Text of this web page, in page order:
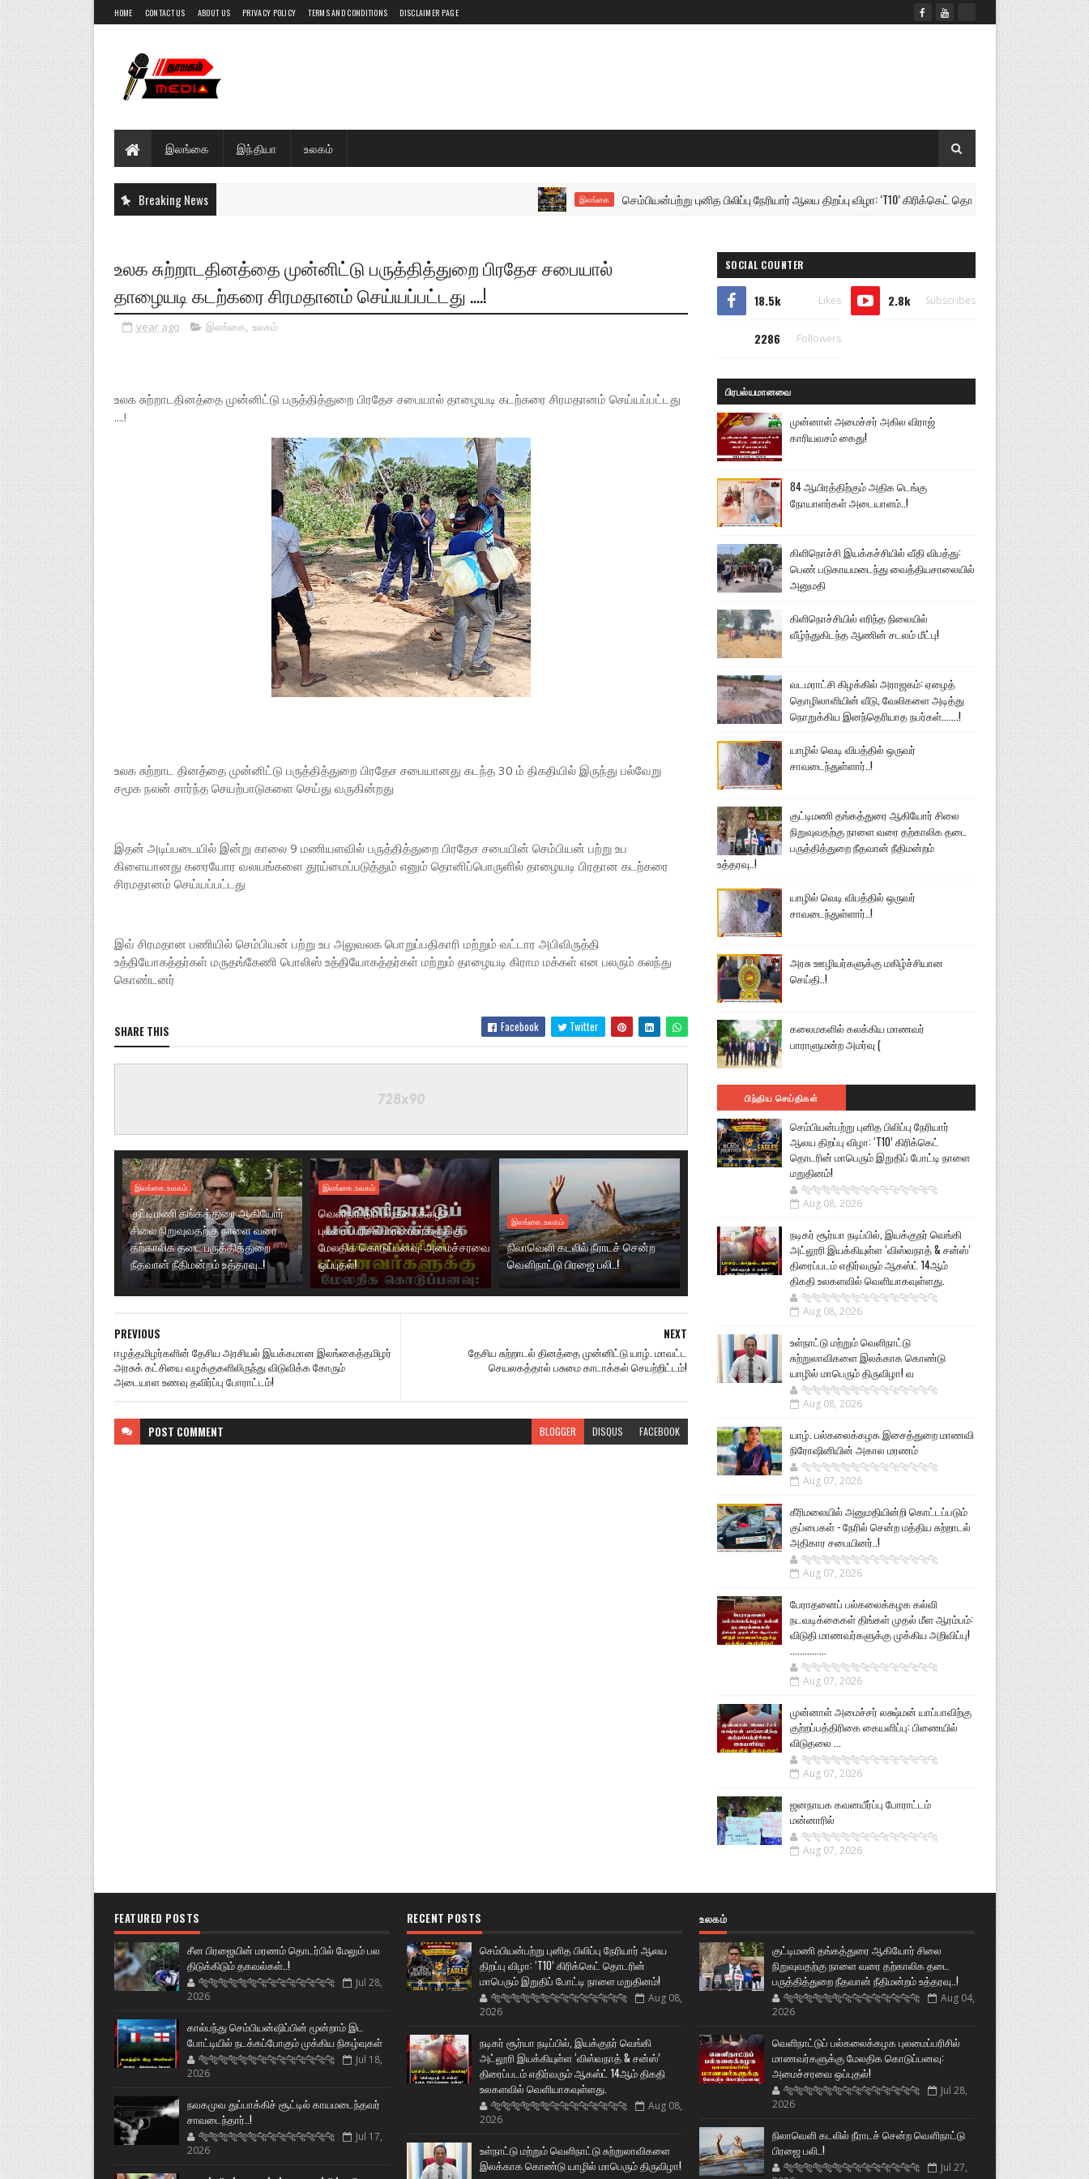
HOME CONTACT US ABOUT US PRIVACY POLICY TERMS AND CONDITIONS DISCLAIMER PAGE
இலங்கை இந்தியா உலகம்
Breaking News இலங்கை செம்பியன்பற்று புனித பிலிப்பு நேரியார் ஆலய திறப்பு விழா: ‘T10’ கிரிக்கெட் தொடரின் மாபெரும் இறுதிப்
உலக சுற்றாடதினத்தை முன்னிட்டு பருத்தித்துறை பிரதேச சபையால்
தாழையடி கடற்கரை சிரமதானம் செய்யப்பட்டது ....!
year ago இலங்கை, உலகம்
உலக சுற்றாடதினத்தை முன்னிட்டு பருத்தித்துறை பிரதேச சபையால் தாழையடி கடற்கரை சிரமதானம் செய்யப்பட்டது
....!
உலக சுற்றாட தினத்தை முன்னிட்டு பருத்தித்துறை பிரதேச சபையானது கடந்த 30 ம் திகதியில் இருந்து பல்வேறு
சமூக நலன் சார்ந்த செயற்பாடுகளை செய்து வருகின்றது
இதன் அடிப்படையில் இன்று காலை 9 மணியளவில் பருத்தித்துறை பிரதேச சபையின் செம்பியன் பற்று உப
கிளையானது கரையோர வலயங்களை தூய்மைப்படுத்தும் எனும் தொனிப்பொருளில் தாழையடி பிரதான கடற்கரை
சிரமதானம் செய்யப்பட்டது
இவ் சிரமதான பணியில் செம்பியன் பற்று உப அலுவலக பொறுப்பதிகாரி மற்றும் வட்டார அபிவிருத்தி
உத்தியோகத்தர்கள் மருதங்கேணி பொலிஸ் உத்தியோகத்தர்கள் மற்றும் தாழையடி கிராம மக்கள் என பலரும் கலந்து
கொண்டனர்
SHARE THIS Facebook Twitter
இலங்கை.உலகம்
குட்டிமணி தங்கத்துரை ஆகியோர்
சிலை நிறுவுவதற்கு நாளை வரை
தற்காலிக தடை பருத்தித்துறை
நீதவான் நீதிமன்றம் உத்தரவு..!
இலங்கை.உலகம்
வெளிநாட்டுப் பல்கலைக்கழக
புலமைப்பரிசில் மாணவர்களுக்கு
மேலதிக கொடுப்பனவு: அமைச்சரவை
ஒப்புதல்!
இலங்கை.உலகம்
நிலாவெளி கடலில் நீராடச் சென்ற
வௌிநாட்டு பிரஜை பலி..!
NEXT
தேசிய சுற்றாடல் தினத்தை முன்னிட்டு யாழ். மாவட்ட
செயலகத்தால் பசுமை காடாக்கல் செயற்றிட்டம்!
PREVIOUS
ஈழத்தமிழர்களின் தேசிய அரசியல் இயக்கமான இலங்கைத்தமிழர்
அரசுக் கட்சியை வழக்குகளிலிருந்து விடுவிக்க கோரும்
அடையாள உணவு தவிர்ப்பு போராட்டம்!
POST COMMENT BLOGGER DISQUS FACEBOOK
SOCIAL COUNTER
18.5k Likes 2.8k Subscribes
2286 Followers
பிரபல்யமானவை
முன்னாள் அமைச்சர் அகில விராஜ்
காரியவசம் கைது!
84 ஆயிரத்திற்கும் அதிக டெங்கு
நோயாளர்கள் அடையாளம்..!
கிளிநொச்சி இயக்கச்சியில் வீதி விபத்து:
பெண் படுகாயமடைந்து வைத்தியசாலையில்
அனுமதி
கிளிநொச்சியில் எரிந்த நிலையில்
வீழ்ந்துகிடந்த ஆணின் சடலம் மீட்பு!
வடமராட்சி கிழக்கில் அராஜகம்: ஏழைத்
தொழிலாளியின் வீடு, வேலிகளை அடித்து
நொறுக்கிய இனந்தெரியாத நபர்கள்.......!
யாழில் வெடி விபத்தில் ஒருவர்
சாவடைந்துள்ளார்..!
குட்டிமணி தங்கத்துரை ஆகியோர் சிலை
நிறுவுவதற்கு நாளை வரை தற்காலிக தடை
பருத்தித்துறை நீதவான் நீதிமன்றம்
உத்தரவு..!
யாழில் வெடி விபத்தில் ஒருவர்
சாவடைந்துள்ளார்..!
அரசு ஊழியர்களுக்கு மகிழ்ச்சியான
செய்தி..!
கலைமகளில் கலக்கிய மாணவர்
பாராளுமன்ற அமர்வு (
பிந்திய செய்திகள்
செம்பியன்பற்று புனித பிலிப்பு நேரியார்
ஆலய திறப்பு விழா: ‘T10’ கிரிக்கெட்
தொடரின் மாபெரும் இறுதிப் போட்டி நாளை
மறுதினம்!
🐅🐅🐅🐅🐅🐅🐆🐆🐆🐆🐆🐆🐆🐆
Aug 08, 2026
நடிகர் சூர்யா நடிப்பில், இயக்குநர் வெங்கி
அட்லூரி இயக்கியுள்ள ‘விஸ்வநாத் & சன்ஸ்’
திரைப்படம் எதிர்வரும் ஆகஸ்ட் 14ஆம்
திகதி உலகளவில் வெளியாகவுள்ளது.
🐅🐅🐅🐅🐅🐅🐆🐆🐆🐆🐆🐆🐆🐆
Aug 08, 2026
உள்நாட்டு மற்றும் வெளிநாட்டு
சுற்றுலாவிகளை இலக்காக கொண்டு
யாழில் மாபெரும் திருவிழா! வ
🐅🐅🐅🐅🐅🐅🐆🐆🐆🐆🐆🐆🐆🐆
Aug 08, 2026
யாழ். பல்கலைக்கழக இசைத்துறை மாணவி
நிரோஷினியின் அகால மரணம்
🐅🐅🐅🐅🐅🐅🐆🐆🐆🐆🐆🐆🐆🐆
Aug 07, 2026
கீரிமலையில் அனுமதியின்றி கொட்டப்படும்
குப்பைகள் - நேரில் சென்ற மத்திய சுற்றாடல்
அதிகார சபையினர்..!
🐅🐅🐅🐅🐅🐅🐆🐆🐆🐆🐆🐆🐆🐆
Aug 07, 2026
பேராதனைப் பல்கலைக்கழக கல்வி
நடவடிக்கைகள் திங்கள் முதல் மீள ஆரம்பம்:
விடுதி மாணவர்களுக்கு முக்கிய அறிவிப்பு!
...............
🐅🐅🐅🐅🐅🐅🐆🐆🐆🐆🐆🐆🐆🐆
Aug 07, 2026
முன்னாள் அமைச்சர் லக்ஷ்மன் யாப்பாவிற்கு
குற்றப்பத்திரிகை கையளிப்பு: பிணையில்
விடுதலை ...
🐅🐅🐅🐅🐅🐅🐆🐆🐆🐆🐆🐆🐆🐆
Aug 07, 2026
ஜனநாயக கவனயீர்ப்பு போராட்டம்
மன்னாரில்
🐅🐅🐅🐅🐅🐅🐆🐆🐆🐆🐆🐆🐆🐆
Aug 07, 2026
FEATURED POSTS
சீன பிரஜையின் மரணம் தொடர்பில் மேலும் பல
திடுக்கிடும் தகவல்கள்..!
🐅🐅🐅🐅🐅🐅🐆🐆🐆🐆🐆🐆🐆🐆
Jul 28,
2026
கால்பந்து செம்பியன்ஷிப்பின் மூன்றாம் இட
போட்டியில் நடக்கப்போகும் முக்கிய நிகழ்வுகள்
🐅🐅🐅🐅🐅🐅🐆🐆🐆🐆🐆🐆🐆🐆
Jul 18,
2026
நவகமுவ துப்பாக்கிச் சூட்டில் காயமடைந்தவர்
சாவடைந்தார்..!
🐅🐅🐅🐅🐅🐅🐆🐆🐆🐆🐆🐆🐆🐆
Jul 17,
2026
RECENT POSTS
செம்பியன்பற்று புனித பிலிப்பு நேரியார் ஆலய
திறப்பு விழா: ‘T10’ கிரிக்கெட் தொடரின்
மாபெரும் இறுதிப் போட்டி நாளை மறுதினம்!
🐅🐅🐅🐅🐅🐅🐆🐆🐆🐆🐆🐆🐆🐆
Aug 08,
2026
நடிகர் சூர்யா நடிப்பில், இயக்குநர் வெங்கி
அட்லூரி இயக்கியுள்ள ‘விஸ்வநாத் & சன்ஸ்’
திரைப்படம் எதிர்வரும் ஆகஸ்ட் 14ஆம் திகதி
உலகளவில் வெளியாகவுள்ளது.
🐅🐅🐅🐅🐅🐅🐆🐆🐆🐆🐆🐆🐆🐆
Aug 08,
2026
உள்நாட்டு மற்றும் வெளிநாட்டு சுற்றுலாவிகளை
இலக்காக கொண்டு யாழில் மாபெரும் திருவிழா!
உலகம்
குட்டிமணி தங்கத்துரை ஆகியோர் சிலை
நிறுவுவதற்கு நாளை வரை தற்காலிக தடை
பருத்தித்துறை நீதவான் நீதிமன்றம் உத்தரவு..!
🐅🐅🐅🐅🐅🐅🐆🐆🐆🐆🐆🐆🐆🐆
Aug 04,
2026
வெளிநாட்டுப் பல்கலைக்கழக புலமைப்பரிசில்
மாணவர்களுக்கு மேலதிக கொடுப்பனவு:
அமைச்சரவை ஒப்புதல்!
🐅🐅🐅🐅🐅🐅🐆🐆🐆🐆🐆🐆🐆🐆
Jul 28,
2026
நிலாவெளி கடலில் நீராடச் சென்ற வௌிநாட்டு
பிரஜை பலி..!
🐅🐅🐅🐅🐅🐅🐆🐆🐆🐆🐆🐆🐆🐆
Jul 27,